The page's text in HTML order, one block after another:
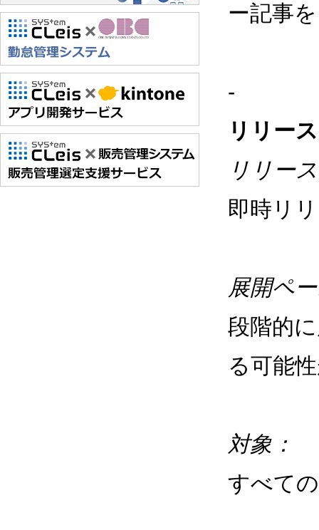
ー記事
-
リリー
リリー
即時リ
展開ペ
段階的
る可能
対象：
すべて